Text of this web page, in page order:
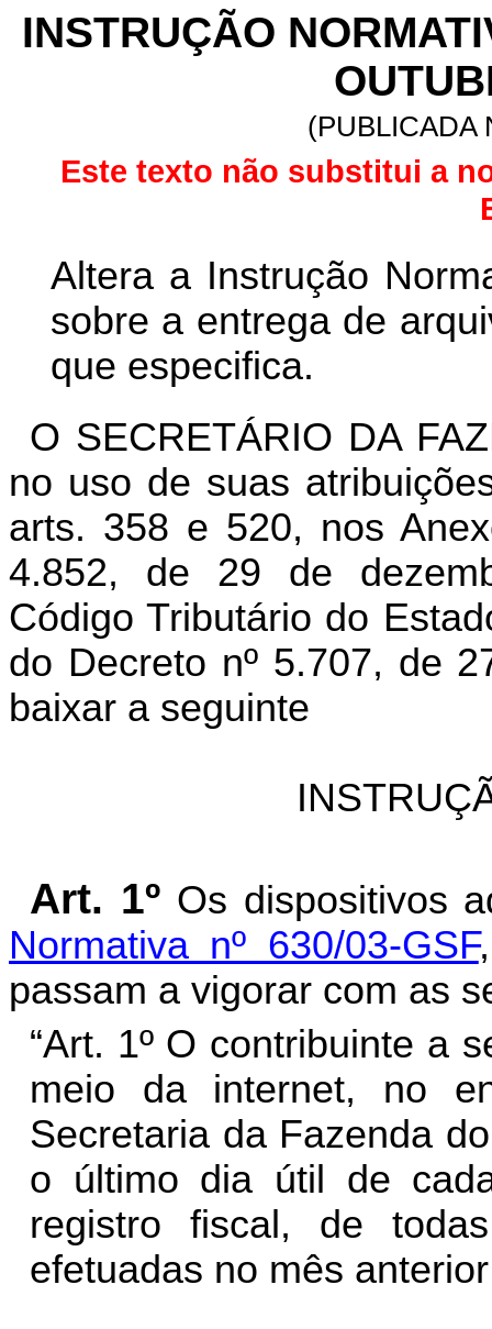
INSTRUÇÃO
(PUBLICADA
Este texto não substitui a
Altera a Instrução
sobre a entrega de
que especifica.
O SECRETÁRIO DA
no uso de suas
arts. 358 e 520, nos
4.852, de 29 de
Código Tributário do
do Decreto nº 5.707, de
baixar a seguinte
Art. 1º Os dispositivos
Normativa nº 630/03-GSF
passam a vigorar com as
“Art. 1º O contribuinte a
meio da internet, no
Secretaria da Fazenda
o último dia útil de
registro fiscal, de
efetuadas no mês